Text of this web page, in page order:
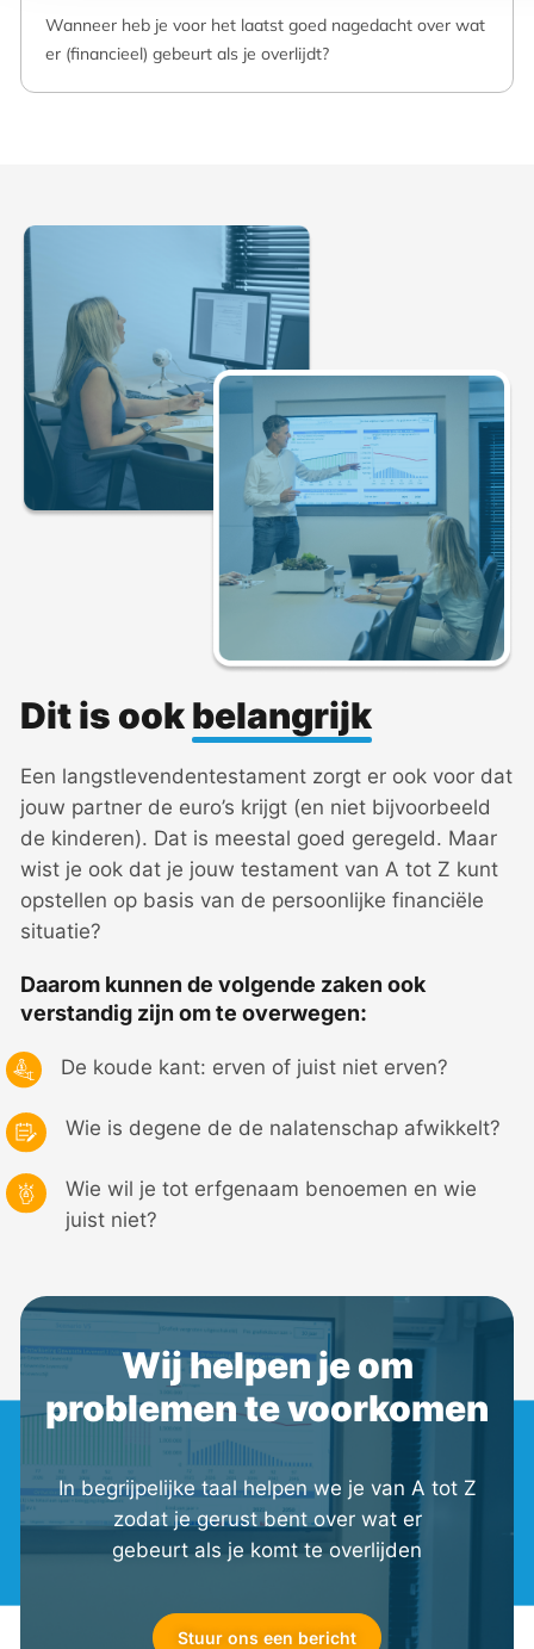
Wanneer heb je voor het laatst goed nagedacht over wat
er (financieel) gebeurt als je overlijdt?
Dit is ookbelangrijk
Een langstlevendentestament zorgt er ook voor dat
jouw partner de euro’s krijgt (en niet bijvoorbeeld
de kinderen). Dat is meestal goed geregeld. Maar
wist je ook dat je jouw testament van A tot Z kunt
opstellen op basis van de persoonlijke financiële
situatie?
Daarom kunnen de volgende zaken ook
verstandig zijn om te overwegen:
De koude kant: erven of juist niet erven?
Wie is degene de de nalatenschap afwikkelt?
Wie wil je tot erfgenaam benoemen en wie
juist niet?
Wij helpen je om
problemen te voorkomen
In begrijpelijke taal helpen we je van A tot Z
zodat je gerust bent over wat er
gebeurt als je komt te overlijden
Stuur ons een bericht